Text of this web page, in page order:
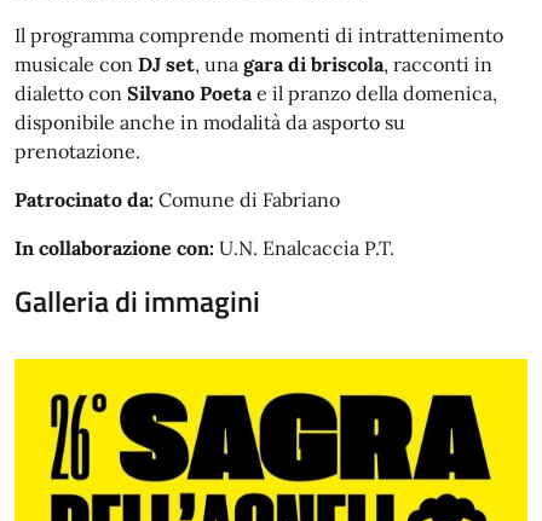
Il programma comprende momenti di intrattenimento
musicale con DJ set, una gara di briscola, racconti in
dialetto con Silvano Poetae il pranzo della domenica,
disponibile anche in modalità da asporto su
prenotazione.
Patrocinato da: Comune di Fabriano
In collaborazione con: U.N. Enalcaccia P.T.
Galleria di immagini